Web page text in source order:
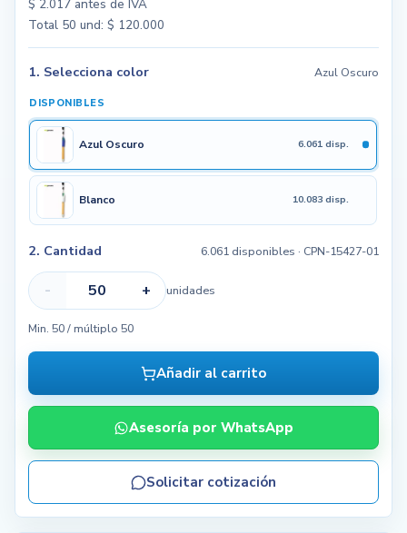
$ 2.017antes de IVA
Total 50 und: $ 120.000
1. Selecciona color Azul Oscuro
DISPONIBLES
Azul Oscuro 6.061 disp.
Blanco 10.083 disp.
2. Cantidad 6.061 disponibles · CPN-15427-01
- + unidades
Min. 50 / múltiplo 50
Añadir al carrito
Asesoría por WhatsApp
Solicitar cotización